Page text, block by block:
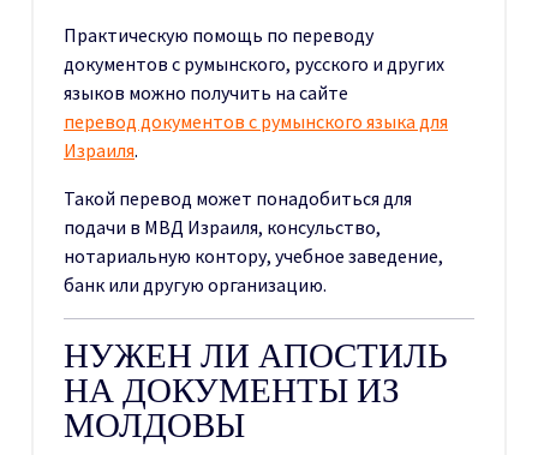
Практическую помощь по переводу
документов с румынского, русского и других
языков можно получить на сайте
перевод документов с румынского языка для
Израиля.
Такой перевод может понадобиться для
подачи в МВД Израиля, консульство,
нотариальную контору, учебное заведение,
банк или другую организацию.
НУЖЕН ЛИ АПОСТИЛЬ
НА ДОКУМЕНТЫ ИЗ
МОЛДОВЫ